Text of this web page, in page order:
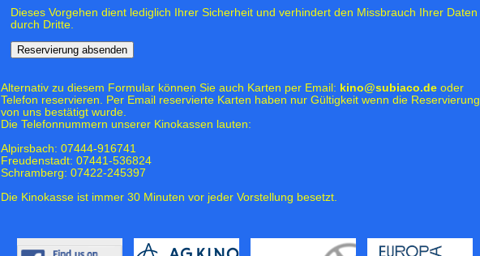
Dieses Vorgehen dient lediglich Ihrer Sicherheit und verhindert den Missbrauch Ihrer Daten
durch Dritte.
Alternativ zu diesem Formular können Sie auch Karten per Email: kino@subiaco.de oder
Telefon reservieren. Per Email reservierte Karten haben nur Gültigkeit wenn die Reservierung
von uns bestätigt wurde.
Die Telefonnummern unserer Kinokassen lauten:
Alpirsbach: 07444-916741
Freudenstadt: 07441-536824
Schramberg: 07422-245397
Die Kinokasse ist immer 30 Minuten vor jeder Vorstellung besetzt.